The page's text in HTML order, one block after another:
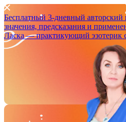
Бесплатный 3-дневный авторский
значения, предсказания и
Ласка — практикующий эзотерик